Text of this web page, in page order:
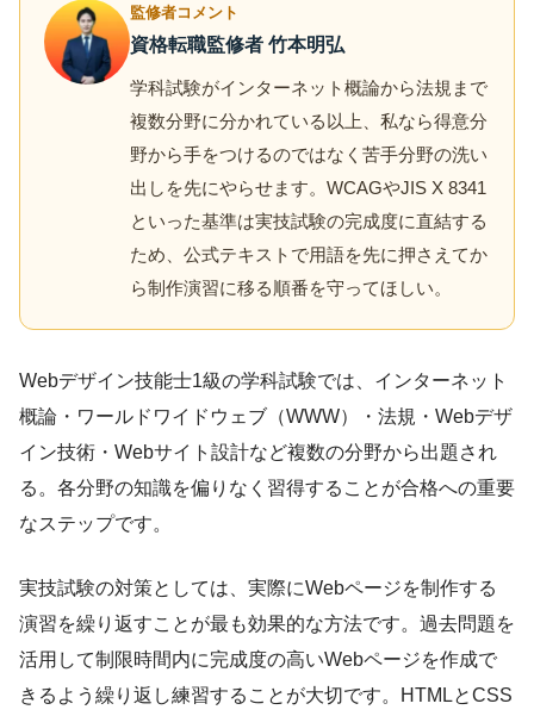
監修者コメント
資格転職監修者 竹本明弘
学科試験がインターネット概論から法規まで
複数分野に分かれている以上、私なら得意分
野から手をつけるのではなく苦手分野の洗い
出しを先にやらせます。WCAGやJIS X 8341
といった基準は実技試験の完成度に直結する
ため、公式テキストで用語を先に押さえてか
ら制作演習に移る順番を守ってほしい。
Webデザイン技能士1級の学科試験では、インターネット
概論・ワールドワイドウェブ（WWW）・法規・Webデザ
イン技術・Webサイト設計など複数の分野から出題され
る。各分野の知識を偏りなく習得することが合格への重要
なステップです。
実技試験の対策としては、実際にWebページを制作する
演習を繰り返すことが最も効果的な方法です。過去問題を
活用して制限時間内に完成度の高いWebページを作成で
きるよう繰り返し練習することが大切です。HTMLとCSS